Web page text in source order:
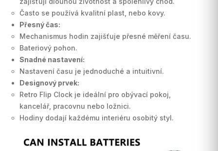
Často se používá kvalitní plast, nebo kovy.
Přesný čas:
Mechanismus hodin zajišťuje přesné měření času.
Bateriový pohon.
Snadné nastavení:
Nastavení času je jednoduché a intuitivní.
Designový prvek:
Retro Flip Clock je ideální pro obývací pokoj,
kancelář, pracovnu nebo ložnici.
Hodiny dodají každému interiéru osobitý styl.